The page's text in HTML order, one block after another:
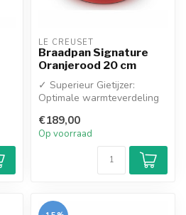
LE CREUSET
Braadpan Signature
Oranjerood 20 cm
✓ Superieur Gietijzer:
Optimale warmteverdeling
ga...
€189,00
Op voorraad